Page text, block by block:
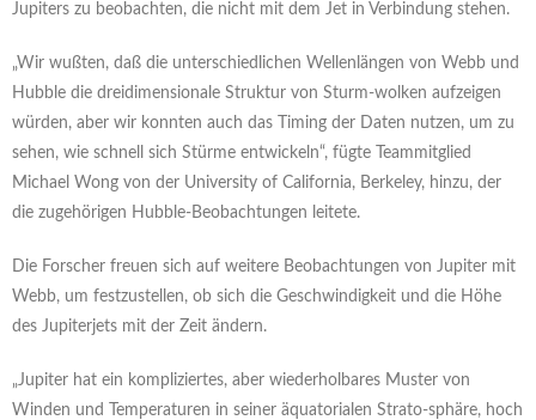
Jupiters zu beobachten, die nicht mit dem Jet in Verbindung stehen.
„Wir wußten, daß die unterschiedlichen Wellenlängen von Webb und
Hubble die dreidimensionale Struktur von Sturm-wolken aufzeigen
würden, aber wir konnten auch das Timing der Daten nutzen, um zu
sehen, wie schnell sich Stürme entwickeln“, fügte Teammitglied
Michael Wong von der University of California, Berkeley, hinzu, der
die zugehörigen Hubble-Beobachtungen leitete.
Die Forscher freuen sich auf weitere Beobachtungen von Jupiter mit
Webb, um festzustellen, ob sich die Geschwindigkeit und die Höhe
des Jupiterjets mit der Zeit ändern.
„Jupiter hat ein kompliziertes, aber wiederholbares Muster von
Winden und Temperaturen in seiner äquatorialen Strato-sphäre, hoch